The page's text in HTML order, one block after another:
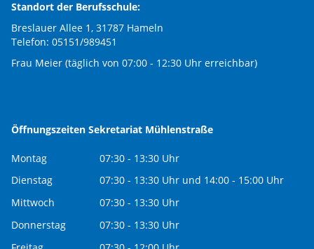
Standort der Berufsschule:
Breslauer Allee 1, 31787 Hameln
Telefon: 05151/989451
Frau Meier (täglich von 07:00 - 12:30 Uhr erreichbar)
Öffnungszeiten Sekretariat Mühlenstraße
Montag
07:30 - 13:30 Uhr
Dienstag
07:30 - 13:30 Uhr und 14:00 - 15:00 Uhr
Mittwoch
07:30 - 13:30 Uhr
Donnerstag
07:30 - 13:30 Uhr